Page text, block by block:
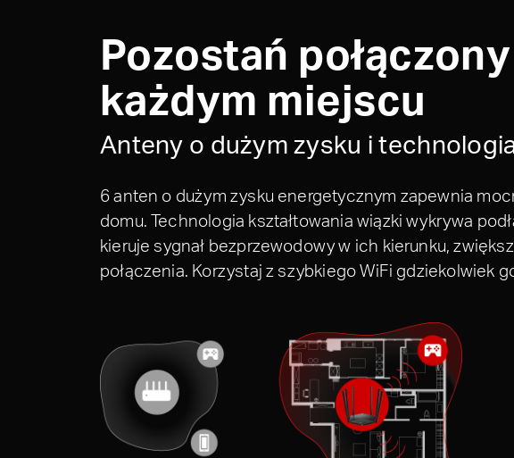
Pozostań
każdym miejscu
Anteny o dużym zysku i
6 anten o dużym zysku energetycznym zapewnia
domu. Technologia kształtowania wiązki wykrywa
kieruje sygnał bezprzewodowy w ich kierunku,
połączenia. Korzystaj z szybkiego WiFi gdziekolwiek